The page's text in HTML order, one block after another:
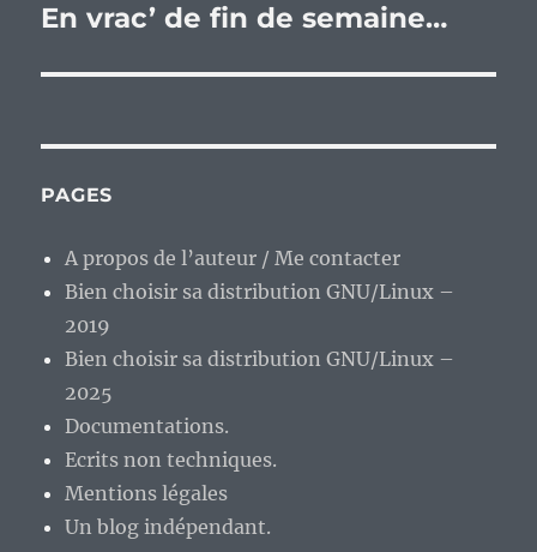
Publication
En vrac’ de fin de semaine…
PAGES
A propos de l’auteur / Me contacter
Bien choisir sa distribution GNU/Linux –
2019
Bien choisir sa distribution GNU/Linux –
2025
Documentations.
Ecrits non techniques.
Mentions légales
Un blog indépendant.